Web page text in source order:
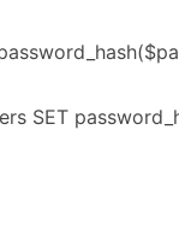
SET